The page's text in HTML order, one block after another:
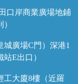
口岸商業廣場地鋪
廣場C門）深港1
E出口）
工大廈8樓（近羅